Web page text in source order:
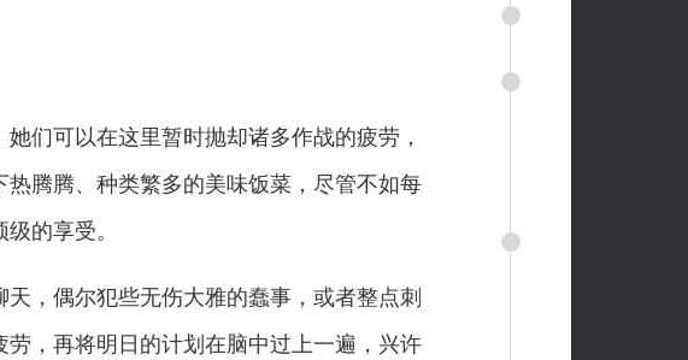
们可以在这里暂时抛却诸多作战的疲劳，
腾腾、种类繁多的美味饭菜，尽管不如每
的享受。
，偶尔犯些无伤大雅的蠢事，或者整点刺
，再将明日的计划在脑中过上一遍，兴许